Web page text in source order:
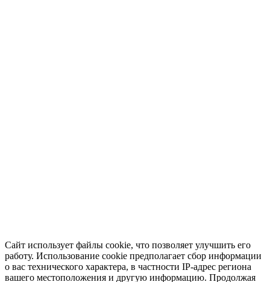
Сайт использует файлы cookie, что позволяет улучшить его
работу. Использование cookie предполагает сбор информации
о вас технического характера, в частности IP-адрес региона
вашего местоположения и другую информацию. Продолжая